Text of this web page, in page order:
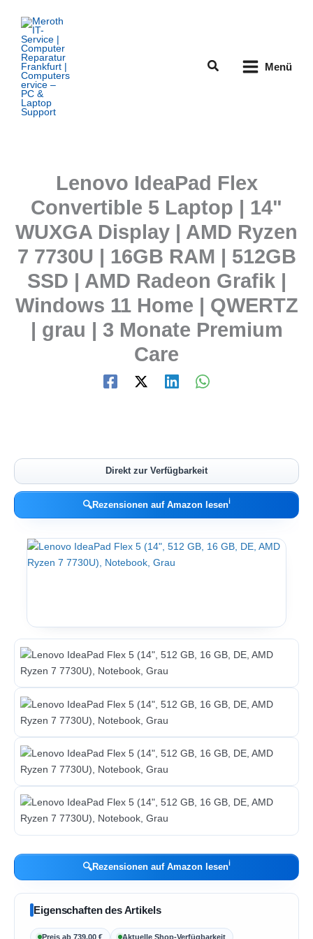
Inhalt
springen
Suchen Menü
Lenovo IdeaPad Flex
Convertible 5 Laptop | 14"
WUXGA Display | AMD Ryzen
7 7730U | 16GB RAM | 512GB
SSD | AMD Radeon Grafik |
Windows 11 Home | QWERTZ
| grau | 3 Monate Premium
Care
Direkt zur Verfügbarkeit
🔍Rezensionen auf Amazon lesenℹ︎
🔍Rezensionen auf Amazon lesenℹ︎
Eigenschaften des Artikels
Preis ab 739,00 € Aktuelle Shop-Verfügbarkeit